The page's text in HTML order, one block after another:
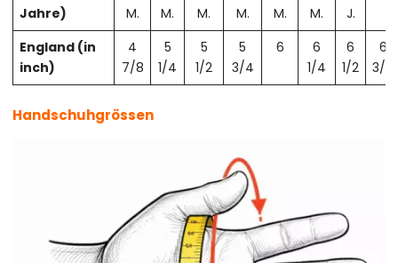
Jahre)
M.
M.
M.
M.
M.
M.
J.
England (in
inch)
4
7/8
5
1/4
5
1/2
5
3/4
6
6
1/4
6
1/2
6
3/4
Handschuhgrössen